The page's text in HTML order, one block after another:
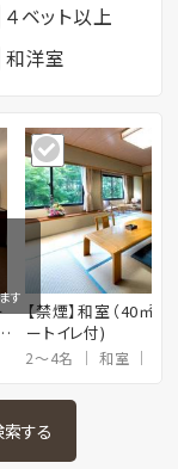
４ベット以上
和洋室
【禁煙】和室（40㎡/
ートイレ付)
2～4名 和室
す